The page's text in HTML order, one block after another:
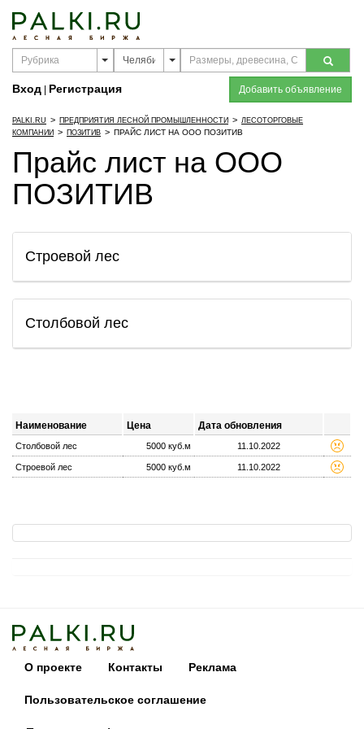
Вход | Регистрация Добавить объявление
PALKI.RU > ПРЕДПРИЯТИЯ ЛЕСНОЙ ПРОМЫШЛЕННОСТИ > ЛЕСОТОРГОВЫЕ
КОМПАНИИ > ПОЗИТИВ > ПРАЙС ЛИСТ НА ООО ПОЗИТИВ
Прайс лист на ООО
ПОЗИТИВ
Строевой лес
Столбовой лес
Наименование Цена Дата обновления
Столбовой лес 5000 куб.м 11.10.2022
Строевой лес 5000 куб.м 11.10.2022
О проекте Контакты Реклама
Пользовательское соглашение